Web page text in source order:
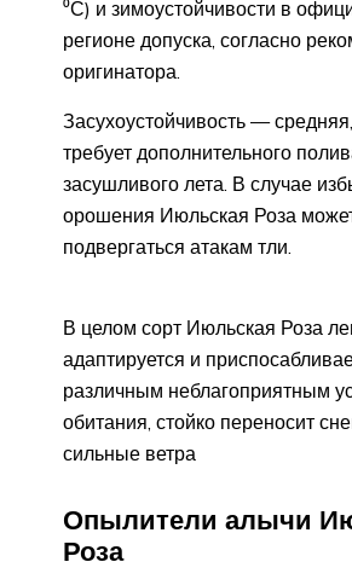
⁰С) и зимоустойчивости в
регионе допуска, согласно
оригинатора.
Засухоустойчивость —
требует дополнительного
засушливого лета. В случае
орошения Июльская Роза
подвергаться атакам тли.
В целом сорт Июльская Роза
адаптируется и
различным неблагоприятным
обитания, стойко переносит
сильные ветра
Опылители алычи
Роза